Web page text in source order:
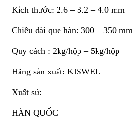
Kích thước: 2.6 – 3.2 – 4.0 mm
Chiều dài que hàn: 300 – 350 mm
Quy cách : 2kg/hộp – 5kg/hộp
Hãng sản xuất: KISWEL
Xuất sứ:
HÀN QUỐC